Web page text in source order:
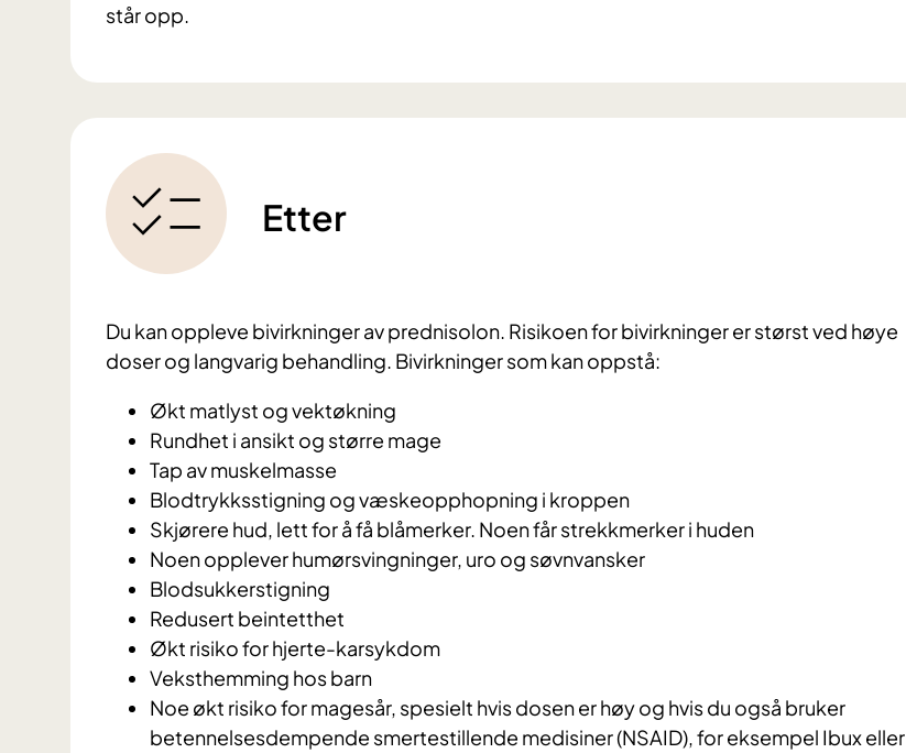
står opp.
Etter
Du kan oppleve bivirkninger av prednisolon. Risikoen for bivirkninger er størst ved høye
doser og langvarig behandling. Bivirkninger som kan oppstå:
Økt matlyst og vektøkning
Rundhet i ansikt og større mage
Tap av muskelmasse
Blodtrykksstigning og væskeopphopning i kroppen
Skjørere hud, lett for å få blåmerker. Noen får strekkmerker i huden
Noen opplever humørsvingninger, uro og søvnvansker
Blodsukkerstigning
Redusert beintetthet
Økt risiko for hjerte-karsykdom
Veksthemming hos barn
Noe økt risiko for magesår, spesielt hvis dosen er høy og hvis du også bruker
betennelsesdempende smertestillende medisiner (NSAID), for eksempel Ibux eller